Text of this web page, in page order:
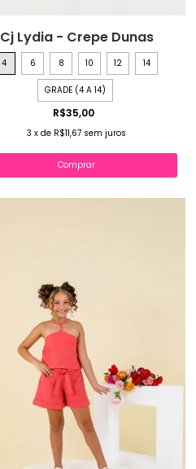
Cj Lydia - Crepe Dunas
4 6 8 10 12 14
GRADE (4 A 14)
R$35,00
3 xde R$11,67 sem juros
Comprar